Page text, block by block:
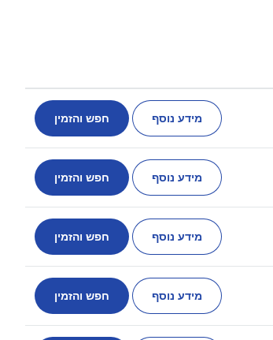
מידע נוסף חפש והזמין
מידע נוסף חפש והזמין
מידע נוסף חפש והזמין
מידע נוסף חפש והזמין